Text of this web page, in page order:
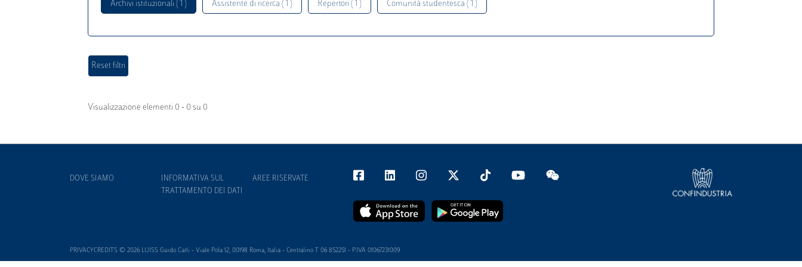
Archivi istituzionali ( 1 ) Assistente di ricerca ( 1 ) Repertori ( 1 ) Comunità studentesca ( 1 )
Visualizzazione elementi 0 - 0 su 0
DOVE SIAMO
INFORMATIVA SUL
TRATTAMENTO DEI DATI
AREE RISERVATE
PRIVACYCREDITS © 2026 LUISS Guido Carli - Viale Pola 12, 00198 Roma, Italia - Centralino T 06 852251 - P.IVA 01067231009